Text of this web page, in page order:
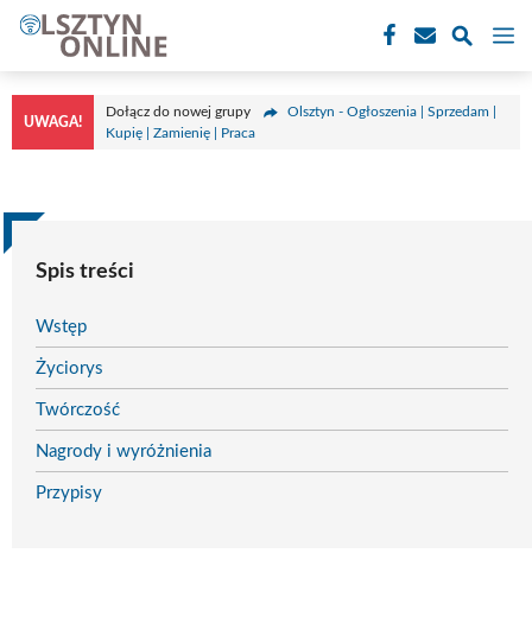
Przejdź
treści
UWAGA!
Dołącz do nowej grupy
Olsztyn - Ogłoszenia | Sprzedam |
Kupię | Zamienię | Praca
Spis treści
Wstęp
Życiorys
Twórczość
Nagrody i wyróżnienia
Przypisy